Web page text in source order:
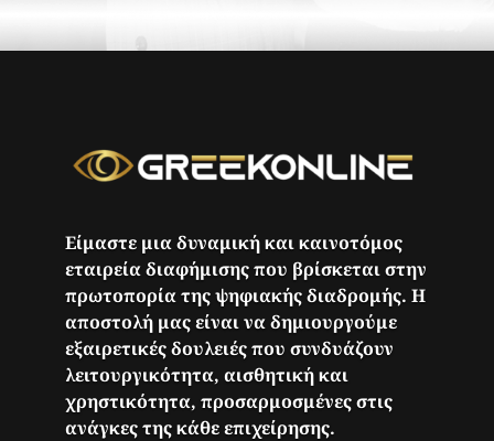
Είμαστε μια δυναμική και καινοτόμος
εταιρεία διαφήμισης που βρίσκεται στην
πρωτοπορία της ψηφιακής διαδρομής. Η
αποστολή μας είναι να δημιουργούμε
εξαιρετικές δουλειές που συνδυάζουν
λειτουργικότητα, αισθητική και
χρηστικότητα, προσαρμοσμένες στις
ανάγκες της κάθε επιχείρησης.